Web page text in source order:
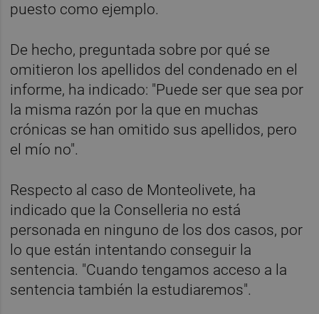
puesto como ejemplo.
De hecho, preguntada sobre por qué se
omitieron los apellidos del condenado en el
informe, ha indicado: "Puede ser que sea por
la misma razón por la que en muchas
crónicas se han omitido sus apellidos, pero
el mío no".
Respecto al caso de Monteolivete, ha
indicado que la Conselleria no está
personada en ninguno de los dos casos, por
lo que están intentando conseguir la
sentencia. "Cuando tengamos acceso a la
sentencia también la estudiaremos".